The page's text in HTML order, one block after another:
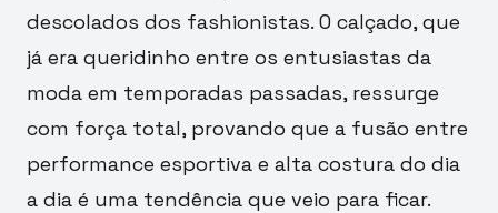
descolados dos fashionistas. O calçado, que
já era queridinho entre os entusiastas da
moda em temporadas passadas, ressurge
com força total, provando que a fusão entre
performance esportiva e alta costura do dia
a dia é uma tendência que veio para ficar.